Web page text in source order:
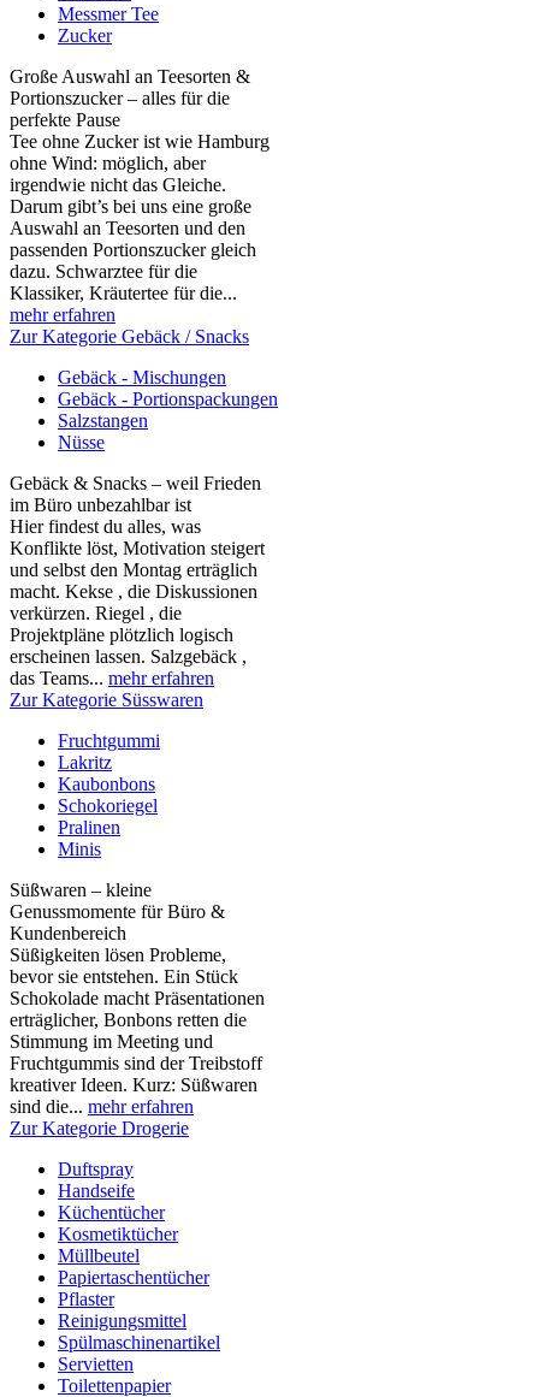
Messmer Tee
Zucker
Große Auswahl an Teesorten &
Portionszucker – alles für die
perfekte Pause
Tee ohne Zucker ist wie Hamburg
ohne Wind: möglich, aber
irgendwie nicht das Gleiche.
Darum gibt’s bei uns eine große
Auswahl an Teesorten und den
passenden Portionszucker gleich
dazu. Schwarztee für die
Klassiker, Kräutertee für die...
mehr erfahren
Zur Kategorie Gebäck / Snacks
Gebäck - Mischungen
Gebäck - Portionspackungen
Salzstangen
Nüsse
Gebäck & Snacks – weil Frieden
im Büro unbezahlbar ist
Hier findest du alles, was
Konflikte löst, Motivation steigert
und selbst den Montag erträglich
macht. Kekse , die Diskussionen
verkürzen. Riegel , die
Projektpläne plötzlich logisch
erscheinen lassen. Salzgebäck ,
das Teams... mehr erfahren
Zur Kategorie Süsswaren
Fruchtgummi
Lakritz
Kaubonbons
Schokoriegel
Pralinen
Minis
Süßwaren – kleine
Genussmomente für Büro &
Kundenbereich
Süßigkeiten lösen Probleme,
bevor sie entstehen. Ein Stück
Schokolade macht Präsentationen
erträglicher, Bonbons retten die
Stimmung im Meeting und
Fruchtgummis sind der Treibstoff
kreativer Ideen. Kurz: Süßwaren
sind die... mehr erfahren
Zur Kategorie Drogerie
Duftspray
Handseife
Küchentücher
Kosmetiktücher
Müllbeutel
Papiertaschentücher
Pflaster
Reinigungsmittel
Spülmaschinenartikel
Servietten
Toilettenpapier